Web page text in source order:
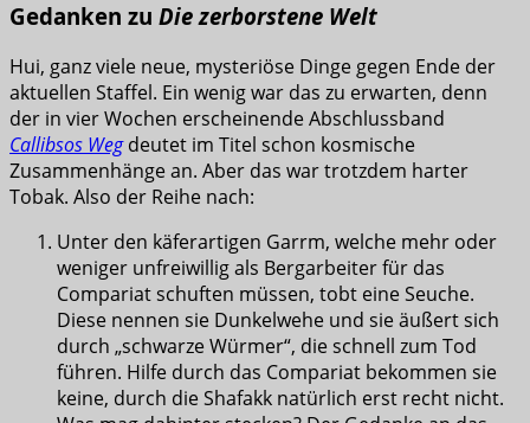
Gedanken zu Die zerborstene Welt
Hui, ganz viele neue, mysteriöse Dinge gegen Ende der
aktuellen Staffel. Ein wenig war das zu erwarten, denn
der in vier Wochen erscheinende Abschlussband
Callibsos Wegdeutet im Titel schon kosmische
Zusammenhänge an. Aber das war trotzdem harter
Tobak. Also der Reihe nach:
Unter den käferartigen Garrm, welche mehr oder
weniger unfreiwillig als Bergarbeiter für das
Compariat schuften müssen, tobt eine Seuche.
Diese nennen sie Dunkelwehe und sie äußert sich
durch „schwarze Würmer“, die schnell zum Tod
führen. Hilfe durch das Compariat bekommen sie
keine, durch die Shafakk natürlich erst recht nicht.